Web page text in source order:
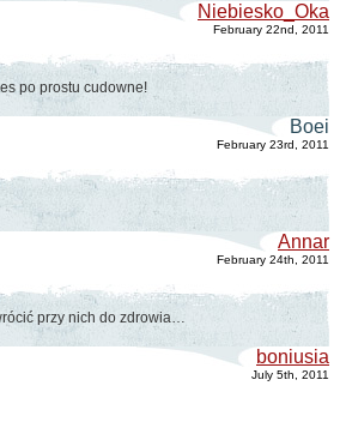
Niebiesko_Oka
February 22nd, 2011
po prostu cudowne!
Boei
February 23rd, 2011
Annar
February 24th, 2011
przy nich do zdrowia…
boniusia
July 5th, 2011